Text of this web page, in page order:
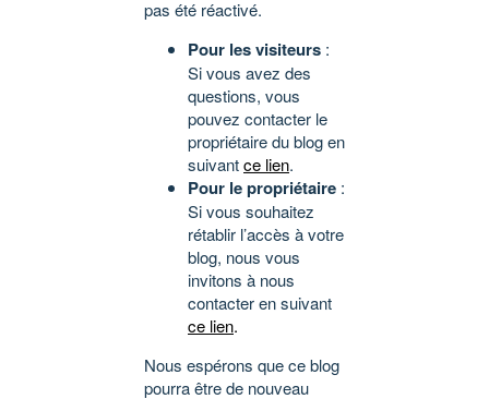
pas été réactivé.
Pour les visiteurs :
Si vous avez des
questions, vous
pouvez contacter le
propriétaire du blog en
suivantce lien.
Pour le propriétaire :
Si vous souhaitez
rétablir l’accès à votre
blog, nous vous
invitons à nous
contacter en suivant
ce lien.
Nous espérons que ce blog
pourra être de nouveau